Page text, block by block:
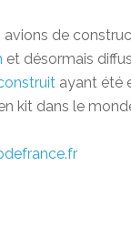
avions de
et désormais
ayant été
kit dans le